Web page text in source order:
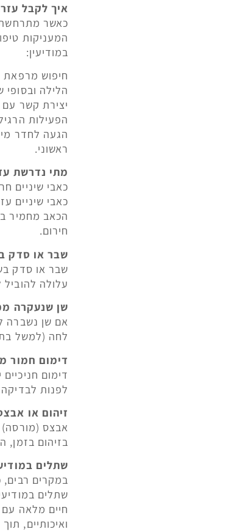
איך לקבל
כאשר מתרחשת
המעניקות
במודיעין:
חיפוש מרפאת
הלילה ובסופי
יצירת קשר עם
הפעילות
הגעה לחדר
ראשוני.
מתי נדרשת
כאבי שיניים
כאבי שיניים
הכאב מחמיר
חירום.
שבר או סדק
שבר או סדק
עלולה להוביל
שן שנעקרה
אם שן נשברה
לחה (למשל
דימום חמור
דימום
לפנות לבדיקה
זיהום או
אבצס (מורסה)
בזיהום בזמן,
שתלים
במקרים רבים,
שתלים
חיים מלאה עם
ואיכותיים,